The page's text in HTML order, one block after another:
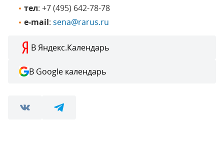
тел: +7 (495) 642-78-78
e-mail: sena@rarus.ru
В Яндекс.Календарь
В Google календарь